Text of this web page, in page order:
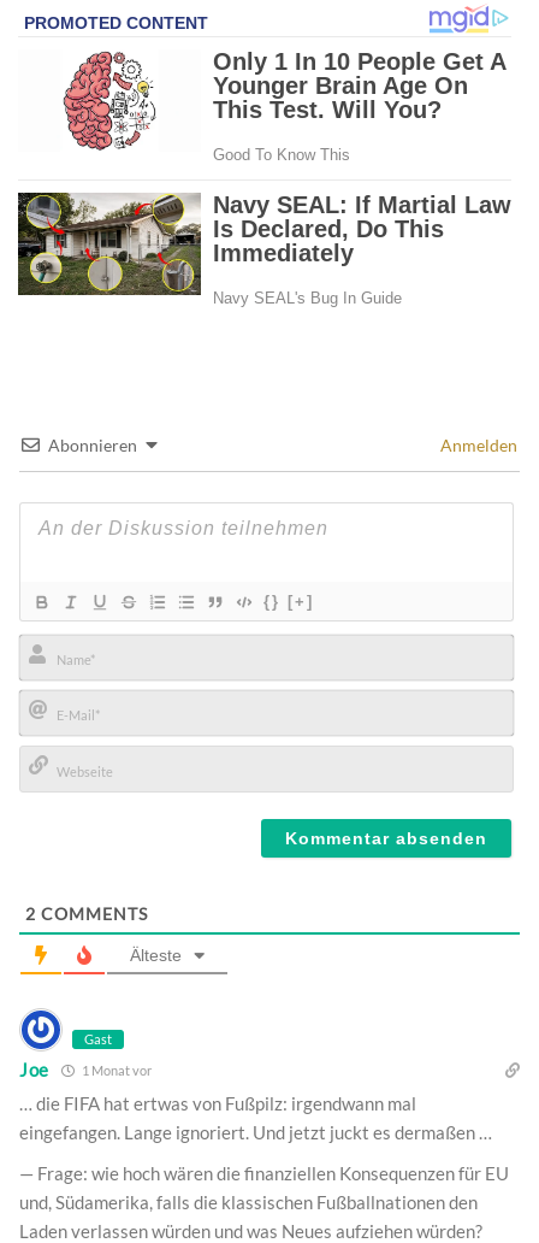
Abonnieren Anmelden
{} [+]
Name*
E-
Mail*
2 COMMENTS
Älteste
Gast
Joe 1 Monat vor
… die FIFA hat ertwas von Fußpilz: irgendwann mal
eingefangen. Lange ignoriert. Und jetzt juckt es dermaßen …
— Frage: wie hoch wären die finanziellen Konsequenzen für EU
und, Südamerika, falls die klassischen Fußballnationen den
Laden verlassen würden und was Neues aufziehen würden?